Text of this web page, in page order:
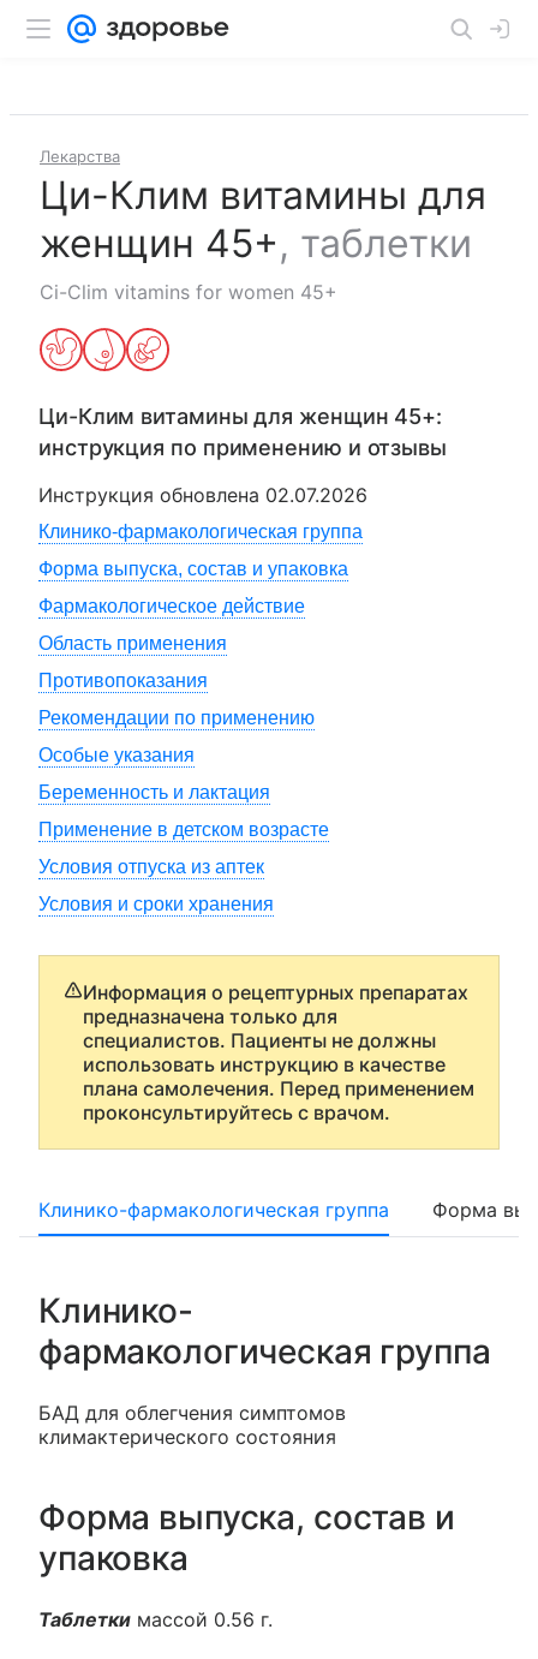
Лекарства
Ци-Клим витамины для
женщин 45+, таблетки
Ci-Clim vitamins for women 45+
Ци-Клим витамины для женщин 45+:
инструкция по применению и отзывы
Инструкция обновлена 02.07.2026
Клинико-фармакологическая группа
Форма выпуска, состав и упаковка
Фармакологическое действие
Область применения
Противопоказания
Рекомендации по применению
Особые указания
Беременность и лактация
Применение в детском возрасте
Условия отпуска из аптек
Условия и сроки хранения
Информация о рецептурных препаратах
предназначена только для
специалистов. Пациенты не должны
использовать инструкцию в качестве
плана самолечения. Перед применением
проконсультируйтесь с врачом.
Клинико-фармакологическая группа Форма
Клинико-
фармакологическая группа
БАД для облегчения симптомов
климактерического состояния
Форма выпуска, состав и
упаковка
Таблетки массой 0.56 г.